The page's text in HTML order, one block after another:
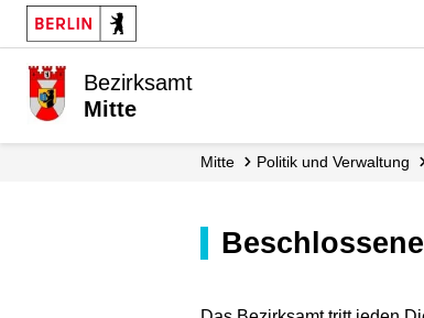
Bezirksamt
Mitte
Mitte Politik und Verwaltung